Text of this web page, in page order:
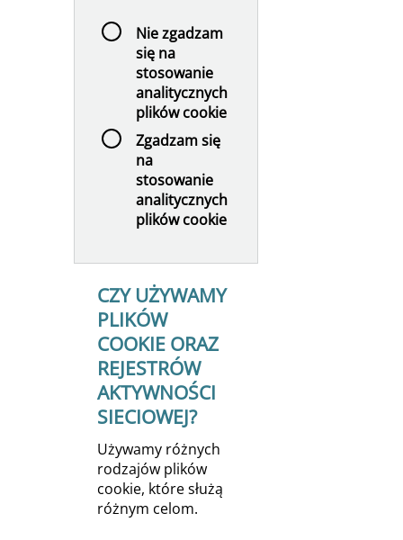
Nie zgadzam
się na
stosowanie
analitycznych
plików cookie
Zgadzam się
na
stosowanie
analitycznych
plików cookie
CZY UŻYWAMY
PLIKÓW
COOKIE ORAZ
REJESTRÓW
AKTYWNOŚCI
SIECIOWEJ?
Używamy różnych
rodzajów plików
cookie, które służą
różnym celom.